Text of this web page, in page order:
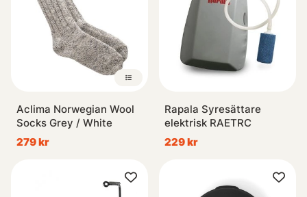
Aclima Norwegian Wool
Socks Grey / White
279 kr
Rapala Syresättare
elektrisk RAETRC
229 kr